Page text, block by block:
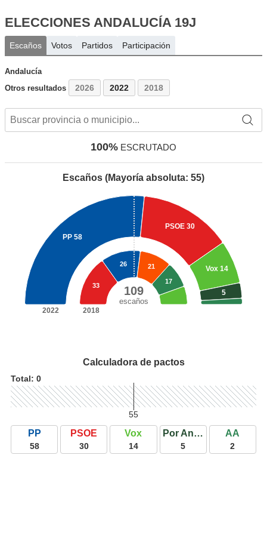
ELECCIONES ANDALUCÍA 19J
Escaños Votos Partidos Participación
Andalucía
Otros resultados
2026 2022 2018
100% ESCRUTADO
Escaños (Mayoría absoluta: 55)
109
escaños
PP 58
PSOE 30
Vox 14
5
33
26 21
17
2022 2018
Calculadora de pactos
Total: 0
55
PP
58
PSOE
30
Vox
14
Por Andalucía
5
AA
2